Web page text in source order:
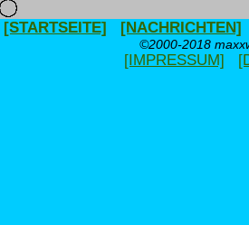
[STARTSEITE] [NACHRICHTEN]
©2000-2018
[IMPRESSUM]